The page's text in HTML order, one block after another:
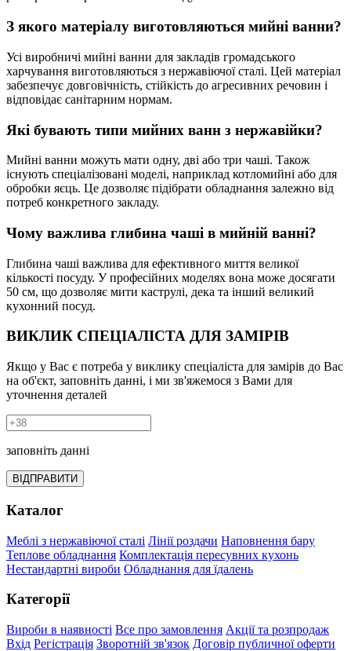
З якого матеріалу виготовляються мийні ванни?
Усі виробничі мийні ванни для закладів громадського
харчування виготовляються з нержавіючої сталі. Цей матеріал
забезпечує довговічність, стійкість до агресивних речовин і
відповідає санітарним нормам.
Які бувають типи мийних ванн з нержавійки?
Мийні ванни можуть мати одну, дві або три чаші. Також
існують спеціалізовані моделі, наприклад котломийні або для
обробки яєць. Це дозволяє підібрати обладнання залежно від
потреб конкретного закладу.
Чому важлива глибина чаші в мийній ванні?
Глибина чаші важлива для ефективного миття великої
кількості посуду. У професійних моделях вона може досягати
50 см, що дозволяє мити каструлі, дека та інший великий
кухонний посуд.
ВИКЛИК СПЕЦІАЛІСТА ДЛЯ ЗАМІРІВ
Якщо у Вас є потреба у виклику спеціаліста для замірів до Вас
на об'єкт, заповніть данні, і ми зв'яжемося з Вами для
уточнення деталей
заповніть данні
ВІДПРАВИТИ
Каталог
Меблі з нержавіючої сталі Лінії роздачи Наповнення бару
Теплове обладнання Комплектація пересувних кухонь
Нестандартні вироби Обладнання для їдалень
Категорії
Вироби в наявності Все про замовлення Акції та розпродаж
Вхід Регістрація Зворотній зв'язок Договір публичної оферти